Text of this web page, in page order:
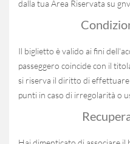
dalla tua Area Riservata su
Il biglietto è valido ai fini
passeggero coincide con il
si riserva il diritto di
punti in caso di irregolarità o